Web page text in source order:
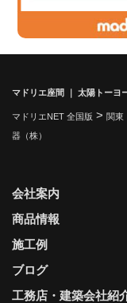
マドリエ座間 ｜ 太陽トーヨ
マドリエNET 全国版 > 関東
器（株）
会社案内
商品情報
施工例
ブログ
工務店・建築会社紹